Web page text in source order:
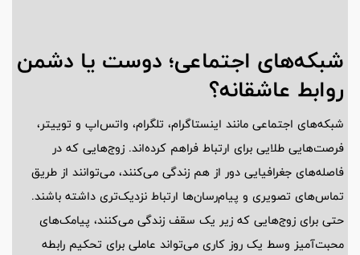
شبکه‌های اجتماعی؛ دوست یا دشمن
روابط عاشقانه؟
شبکه‌های اجتماعی مانند اینستاگرام، تلگرام، واتس‌اپ و توییتر،
فرصت‌هایی طلایی برای ارتباط فراهم کرده‌اند. زوج‌هایی که در
فاصله‌های جغرافیایی دور از هم زندگی می‌کنند، می‌توانند از طریق
تماس‌های تصویری و پیام‌رسان‌ها ارتباط نزدیک‌تری داشته باشند.
حتی برای زوج‌هایی که زیر یک سقف زندگی می‌کنند، پیامک‌های
محبت‌آمیز وسط یک روز کاری می‌تواند عاملی برای تحکیم رابطه